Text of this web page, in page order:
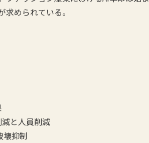
められている。
と人員削減
壊抑制